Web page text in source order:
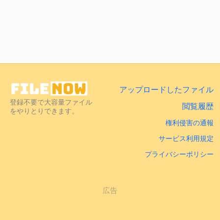
登録不要で大容量ファイル
をやりとりできます。
アップロードしたファイル
閲覧履歴
権利侵害の通報
サービス利用規定
プライバシーポリシー
広告